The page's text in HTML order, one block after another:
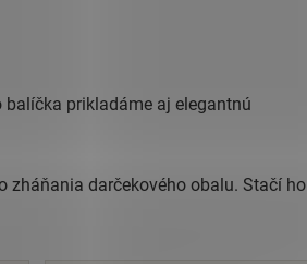
prikladáme aj elegantnú
zháňania darčekového obalu. Stačí ho